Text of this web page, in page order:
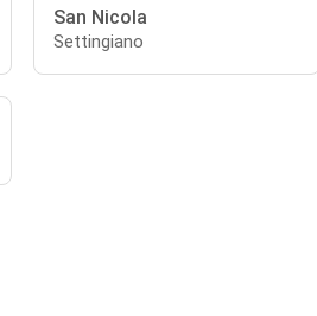
San Nicola
Settingiano